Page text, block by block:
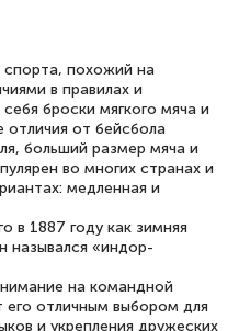
похожий на
в правилах и
броски мягкого мяча и
от бейсбола
больший размер мяча и
во многих странах и
медленная и
в 1887 году как зимняя
назывался «индор-
на командной
его отличным выбором для
и укрепления дружеских